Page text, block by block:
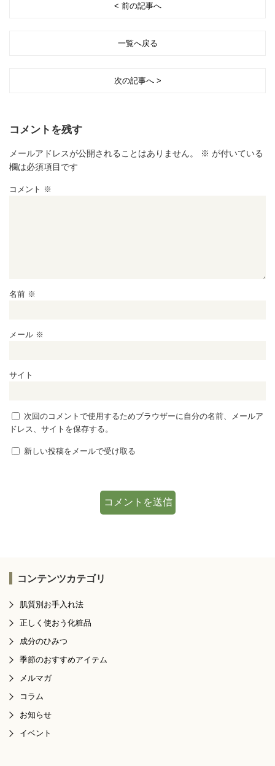
< 前の記事へ
一覧へ戻る
次の記事へ >
コメントを残す
メールアドレスが公開されることはありません。 ※ が付いている
欄は必須項目です
コメント ※
名前 ※
メール ※
サイト
次回のコメントで使用するためブラウザーに自分の名前、メールア
ドレス、サイトを保存する。
新しい投稿をメールで受け取る
コンテンツカテゴリ
肌質別お手入れ法
正しく使おう化粧品
成分のひみつ
季節のおすすめアイテム
メルマガ
コラム
お知らせ
イベント